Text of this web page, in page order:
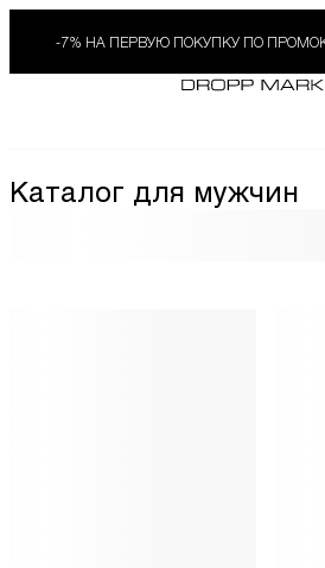
-7% НА ПЕРВУЮ ПОКУПКУ ПО
Каталог для мужчин